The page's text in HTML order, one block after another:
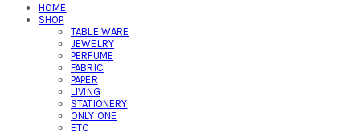
HOME
SHOP
TABLE WARE
JEWELRY
PERFUME
FABRIC
PAPER
LIVING
STATIONERY
ONLY ONE
ETC